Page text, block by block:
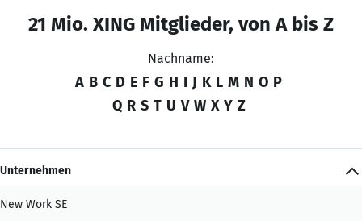
21 Mio. XING Mitglieder, von A bis Z
Nachname:
A B C D E F G H I J K L M N O P
Q R S T U V W X Y Z
Unternehmen
New Work SE